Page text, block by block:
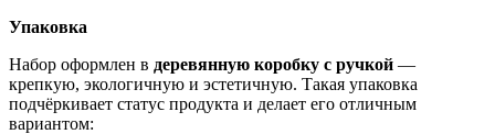
Упаковка
Набор оформлен в деревянную коробку с ручкой —
крепкую, экологичную и эстетичную. Такая упаковка
подчёркивает статус продукта и делает его отличным
вариантом: